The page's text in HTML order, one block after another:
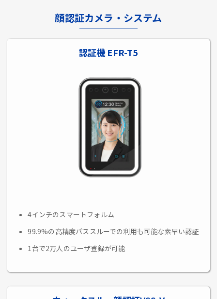
顔認証カメラ・システム
認証機 EFR-T5
4インチのスマートフォルム
99.9%の高精度パススルーでの利用も可能な素早い認証
1台で2万人のユーザ登録が可能